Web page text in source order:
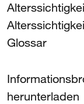
Glossar
herunterladen